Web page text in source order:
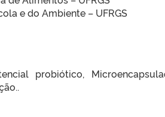
e do Ambiente – UFRGS
probiótico,